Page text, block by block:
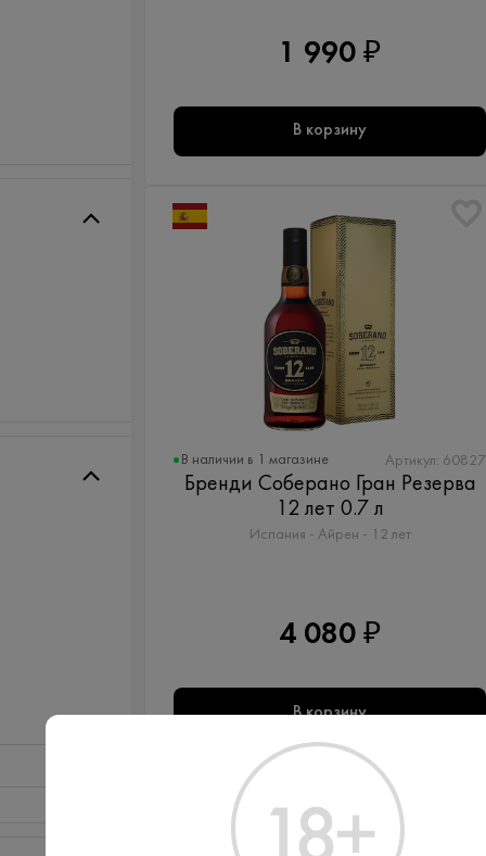
1 990 ₽
В корзину
В наличии в 1 магазине Артикул: 60827
Бренди Соберано Гран Резерва
12 лет 0.7 л
Испания - Айрен - 12 лет
4 080 ₽
В корзину